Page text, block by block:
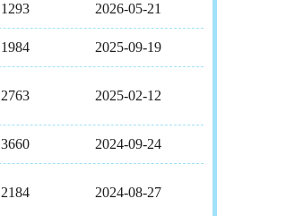
1293 2026-05-21
1984 2025-09-19
2763 2025-02-12
3660 2024-09-24
2184 2024-08-27